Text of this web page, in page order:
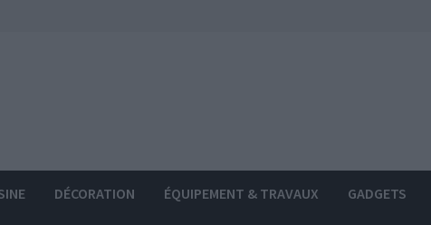
DÉCORATION ÉQUIPEMENT & TRAVAUX GADGETS